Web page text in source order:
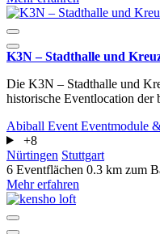
K3N – Stadthalle und
Die K3N – Stadthalle und
historische Eventlocation der
Abiball Event Eventmodule
+8
Nürtingen Stuttgart
6 Eventflächen 0.3 km zum
Mehr erfahren